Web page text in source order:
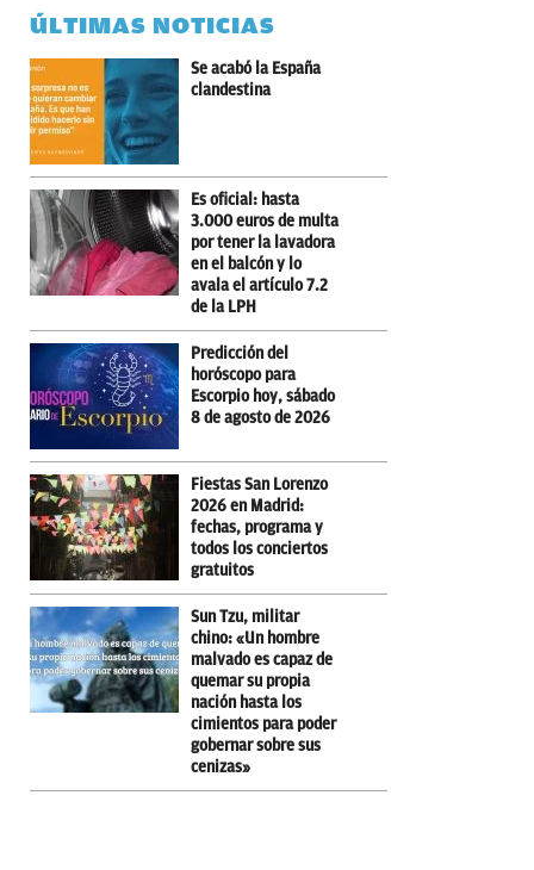
ÚLTIMAS NOTICIAS
Se acabó la España
clandestina
Es oficial: hasta
3.000 euros de multa
por tener la lavadora
en el balcón y lo
avala el artículo 7.2
de la LPH
Predicción del
horóscopo para
Escorpio hoy, sábado
8 de agosto de 2026
Fiestas San Lorenzo
2026 en Madrid:
fechas, programa y
todos los conciertos
gratuitos
Sun Tzu, militar
chino: «Un hombre
malvado es capaz de
quemar su propia
nación hasta los
cimientos para poder
gobernar sobre sus
cenizas»